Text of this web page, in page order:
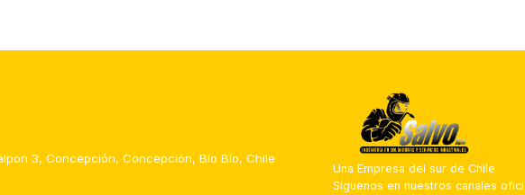
3, Concepción, Concepción, Bío Bío, Chile
Una Empresa del sur de Chile
Síguenos en nuestros canales